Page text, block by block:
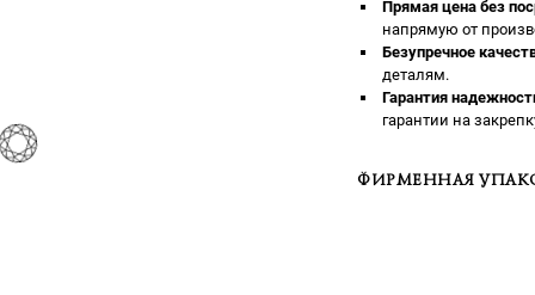
Прямая цена без
напрямую от
Безупречное
деталям.
Гарантия
гарантии на
ФИРМЕННАЯ